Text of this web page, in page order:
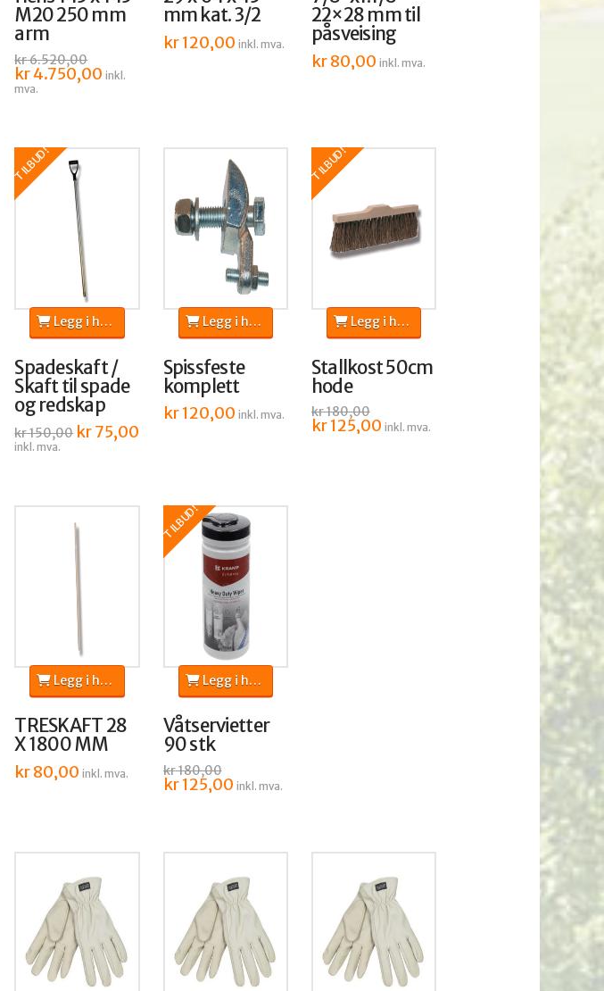
M20 250 mm
arm
kr6.520,00
Opprinnelig
pris
var:
kr4.750,00 Nåværende
pris
inkl.
mva.
mm kat. 3/2
kr120,00 inkl. mva.
22×28 mm til
påsveising
kr80,00 inkl. mva.
TILBUD!
Spadeskaft /
Skaft til spade
og redskap
kr150,00 Opprinnelig
pris
kr75,00
inkl. mva.
Legg i handlekurv
Spissfeste
komplett
kr120,00 inkl. mva.
Legg i handlekurv
TILBUD!
Stallkost 50cm
hode
kr180,00
Opprinnelig
pris
kr125,00Nåværende
pris
inkl. mva.
Legg i handlekurv
TRESKAFT 28
X 1800 MM
kr80,00 inkl. mva.
Legg i handlekurv
TILBUD!
Våtservietter
90 stk
kr180,00
Opprinnelig
pris
kr125,00Nåværende
pris
inkl. mva.
Legg i handlekurv